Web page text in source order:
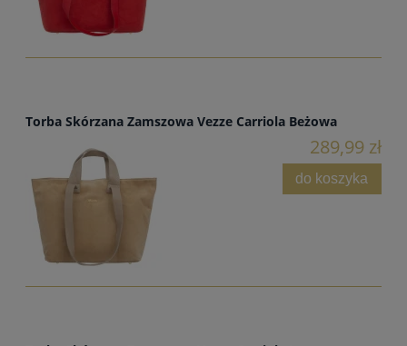
Torba Skórzana Zamszowa Vezze Carriola Beżowa
289,99 zł
do koszyka